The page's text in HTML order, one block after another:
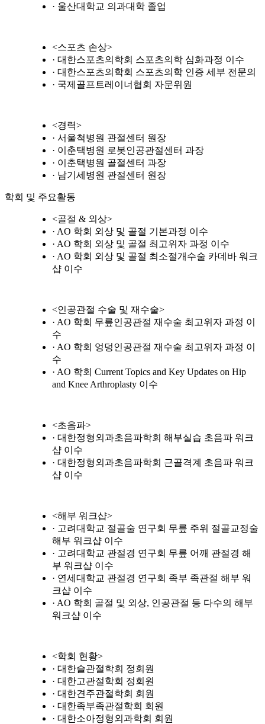
· 울산대학교 의과대학 졸업
<스포츠 손상>
· 대한스포츠의학회 스포츠의학 심화과정 이수
· 대한스포츠의학회 스포츠의학 인증 세부 전문의
· 국제골프트레이너협회 자문위원
<경력>
· 서울척병원 관절센터 원장
· 이춘택병원 로봇인공관절센터 과장
· 이춘택병원 골절센터 과장
· 남기세병원 관절센터 원장
학회 및 주요활동
<골절 & 외상>
· AO 학회 외상 및 골절 기본과정 이수
· AO 학회 외상 및 골절 최고위자 과정 이수
· AO 학회 외상 및 골절 최소절개수술 카데바 워크
샵 이수
<인공관절 수술 및 재수술>
· AO 학회 무릎인공관절 재수술 최고위자 과정 이
수
· AO 학회 엉덩인공관절 재수술 최고위자 과정 이
수
· AO 학회 Current Topics and Key Updates on Hip
and Knee Arthroplasty 이수
<초음파>
· 대한정형외과초음파학회 해부실습 초음파 워크
샵 이수
· 대한정형외과초음파학회 근골격계 초음파 워크
샵 이수
<해부 워크샵>
· 고려대학교 절골술 연구회 무릎 주위 절골교정술
해부 워크샵 이수
· 고려대학교 관절경 연구회 무릎 어깨 관절경 해
부 워크샵 이수
· 연세대학교 관절경 연구회 족부 족관절 해부 워
크샵 이수
· AO 학회 골절 및 외상, 인공관절 등 다수의 해부
워크샵 이수
<학회 현황>
· 대한슬관절학회 정회원
· 대한고관절학회 정회원
· 대한견주관절학회 회원
· 대한족부족관절학회 회원
· 대한소아정형외과학회 회원